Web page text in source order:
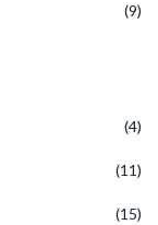
(9)
(4)
(11)
(15)